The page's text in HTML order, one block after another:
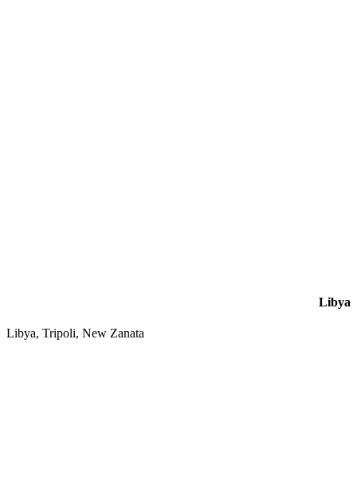
Libya
Libya, Tripoli, New Zanata